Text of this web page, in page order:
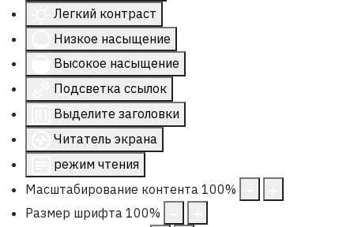
Легкий контраст
Низкое насыщение
Высокое насыщение
Подсветка ссылок
Выделите заголовки
Читатель экрана
режим чтения
Масштабирование контента 100%
Размер шрифта 100%